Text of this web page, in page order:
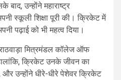
बाद, उन्होंने महाराष्ट्र
स्कूली शिक्षा पूरी की। क्रिकेट में
पढ़ाई को भी महत्व दिया।
मित्रमंडल कॉलेज ऑफ
क्रिकेट उनके जीवन का
उन्होंने धीरे-धीरे पेशेवर क्रिकेट